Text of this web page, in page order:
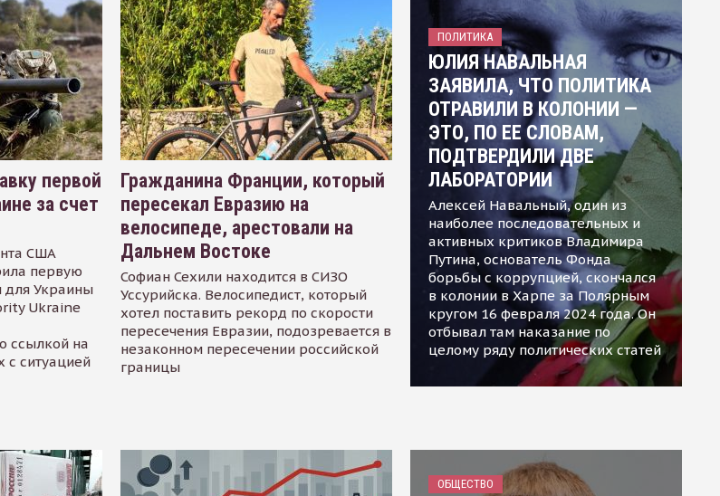
первой
за счет
США
первую
Украины
Ukraine
ссылкой на
с ситуацией
Гражданина Франции, который
пересекал Евразию на
велосипеде, арестовали на
Дальнем Востоке
Софиан Сехили находится в СИЗО
Уссурийска. Велосипедист, который
хотел поставить рекорд по скорости
пересечения Евразии, подозревается в
незаконном пересечении российской
границы
ПОЛИТИКА
ЮЛИЯ НАВАЛЬНАЯ
ЗАЯВИЛА, ЧТО ПОЛИТИКА
ОТРАВИЛИ В КОЛОНИИ —
ЭТО, ПО ЕЕ СЛОВАМ,
ПОДТВЕРДИЛИ ДВЕ
ЛАБОРАТОРИИ
Алексей Навальный, один из
наиболее последовательных и
активных критиков Владимира
Путина, основатель Фонда
борьбы с коррупцией, скончался
в колонии в Харпе за Полярным
кругом 16 февраля 2024 года. Он
отбывал там наказание по
целому ряду политических статей
ОБЩЕСТВО